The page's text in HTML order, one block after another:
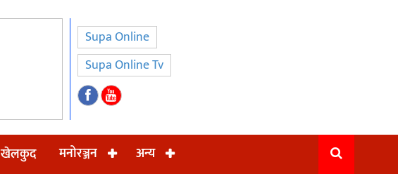
Supa Online
Supa Online Tv
खेलकुद मनोरञ्जन अन्य